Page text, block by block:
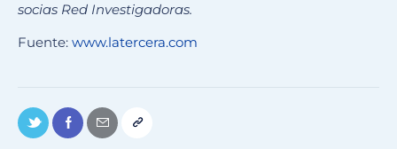
socias Red Investigadoras.
Fuente: www.latercera.com